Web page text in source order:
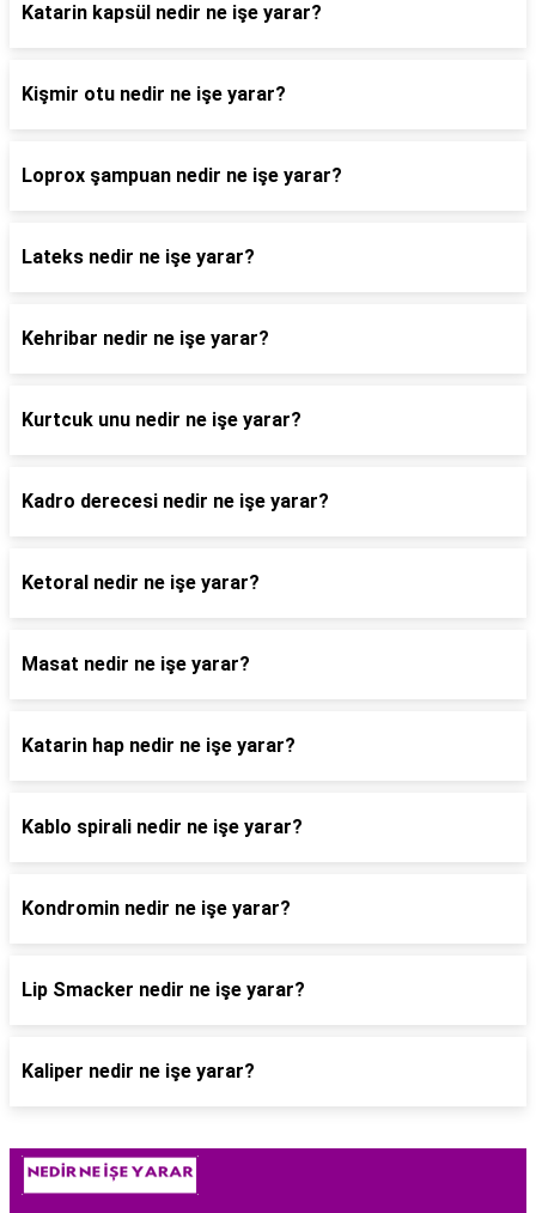
Katarin kapsül nedir ne işe yarar?
Kişmir otu nedir ne işe yarar?
Loprox şampuan nedir ne işe yarar?
Lateks nedir ne işe yarar?
Kehribar nedir ne işe yarar?
Kurtcuk unu nedir ne işe yarar?
Kadro derecesi nedir ne işe yarar?
Ketoral nedir ne işe yarar?
Masat nedir ne işe yarar?
Katarin hap nedir ne işe yarar?
Kablo spirali nedir ne işe yarar?
Kondromin nedir ne işe yarar?
Lip Smacker nedir ne işe yarar?
Kaliper nedir ne işe yarar?